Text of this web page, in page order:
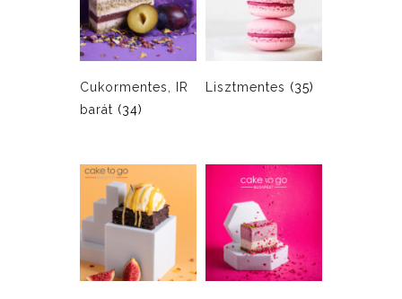
Cukormentes, IR
barát (34)
Lisztmentes (35)